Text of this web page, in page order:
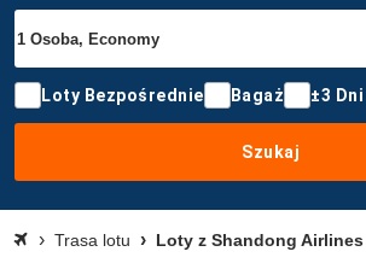
Loty Bezpośrednie Bagaż ±3 Dni
Szukaj
Trasa lotu Loty z Shandong Airlines